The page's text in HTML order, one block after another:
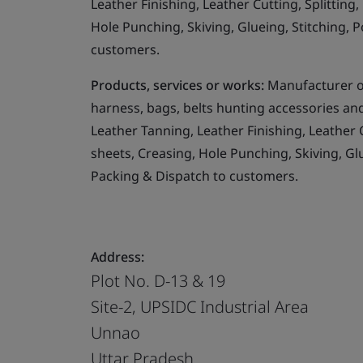
Leather Finishing, Leather Cutting,
Hole Punching, Skiving, Glueing, Stitching,
customers.
Products, services or works: Manufacturer
harness, bags, belts hunting accessories
Leather Tanning, Leather Finishing,
sheets, Creasing, Hole Punching, Skiving,
Packing & Dispatch to customers.
Address:
Plot No. D-13 & 19
Site-2, UPSIDC Industrial Area
Unnao
Uttar Pradesh